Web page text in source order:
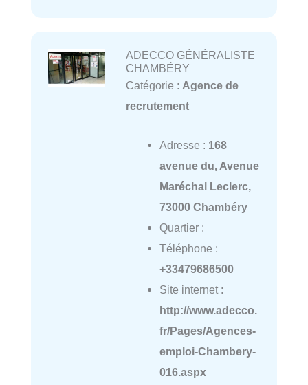
ADECCO GÉNÉRALISTE
CHAMBÉRY
Catégorie : Agence de
recrutement
Adresse : 168
avenue du, Avenue
Maréchal Leclerc,
73000 Chambéry
Quartier :
Téléphone :
+33479686500
Site internet :
http://www.adecco.
fr/Pages/Agences-
emploi-Chambery-
016.aspx